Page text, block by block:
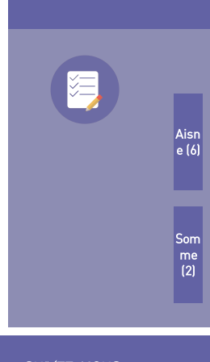
Aisn
e (6)
Som
me
(2)